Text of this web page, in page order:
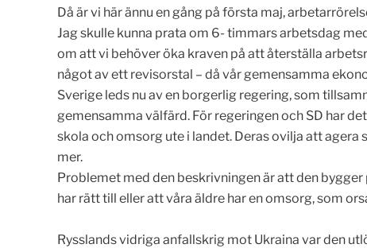
Då är vi här ännu en gång på första maj,
Jag skulle kunna prata om 6- timmars arbetsdag
om att vi behöver öka kraven på att återställa
något av ett revisorstal – då vår gemensamma
Sverige leds nu av en borgerlig regering, som
gemensamma välfärd. För regeringen och SD har
skola och omsorg ute i landet. Deras ovilja att
mer.
Problemet med den beskrivningen är att den
har rätt till eller att våra äldre har en omsorg, som
Rysslands vidriga anfallskrig mot Ukraina var den